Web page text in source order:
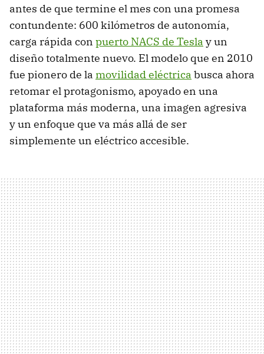
antes de que termine el mes con una promesa
contundente: 600 kilómetros de autonomía,
carga rápida con puerto NACS de Tesla y un
diseño totalmente nuevo. El modelo que en 2010
fue pionero de la movilidad eléctrica busca ahora
retomar el protagonismo, apoyado en una
plataforma más moderna, una imagen agresiva
y un enfoque que va más allá de ser
simplemente un eléctrico accesible.